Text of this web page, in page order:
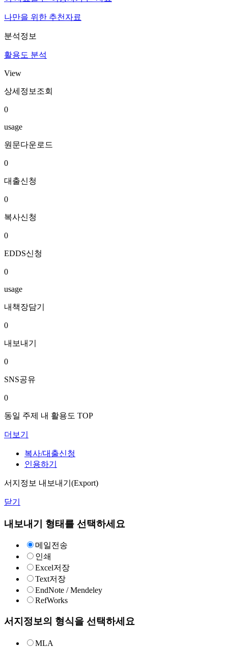
나만을 위한 추천자료
분석정보
활용도 분석
View
상세정보조회
0
usage
원문다운로드
0
대출신청
0
복사신청
0
EDDS신청
0
usage
내책장담기
0
내보내기
0
SNS공유
0
동일 주제 내 활용도 TOP
더보기
복사/대출신청
인용하기
서지정보 내보내기(Export)
닫기
내보내기 형태를 선택하세요
메일전송
인쇄
Excel저장
Text저장
EndNote / Mendeley
RefWorks
서지정보의 형식을 선택하세요
MLA